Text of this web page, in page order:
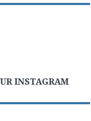
INSTAGRAM